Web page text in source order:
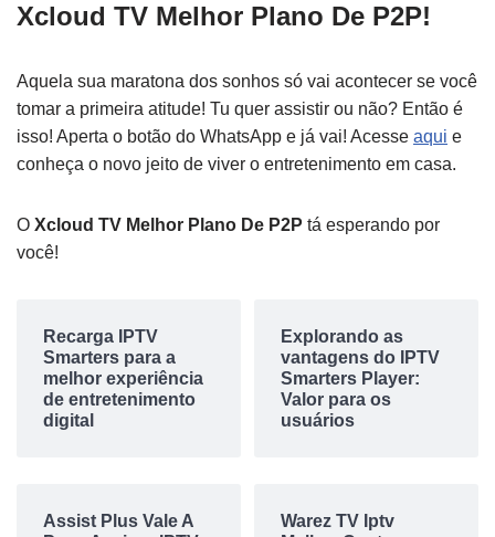
Xcloud TV Melhor Plano De P2P!
Aquela sua maratona dos sonhos só vai acontecer se você
tomar a primeira atitude! Tu quer assistir ou não? Então é
isso! Aperta o botão do WhatsApp e já vai! Acesse aqui e
conheça o novo jeito de viver o entretenimento em casa.
O Xcloud TV Melhor Plano De P2P tá esperando por
você!
Recarga IPTV
Smarters para a
melhor experiência
de entretenimento
digital
Explorando as
vantagens do IPTV
Smarters Player:
Valor para os
usuários
Assist Plus Vale A
Warez TV Iptv